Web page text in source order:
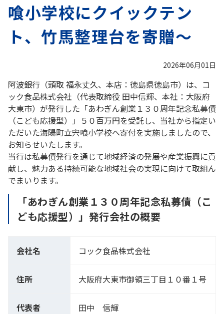
喰小学校にクイックテン
ト、竹馬整理台を寄贈～
2026年06月01日
阿波銀行（頭取 福永丈久、本店：徳島県徳島市）は、コ
ック食品株式会社（代表取締役 田中信輝、本社：大阪府
大東市）が発行した「あわぎん創業１３０周年記念私募債
（こども応援型）」５０百万円を受託し、当社から指定い
ただいた海陽町立宍喰小学校へ寄付を実施しましたので、
お知らせいたします。
当行は私募債発行を通じて地域経済の発展や産業振興に貢
献し、魅力ある持続可能な地域社会の実現に向けて取組ん
でまいります。
「あわぎん創業１３０周年記念私募債（こ
ども応援型）」発行会社の概要
会社名 コック食品株式会社
住所 大阪府大東市御領三丁目１０番１号
代表者 田中 信輝